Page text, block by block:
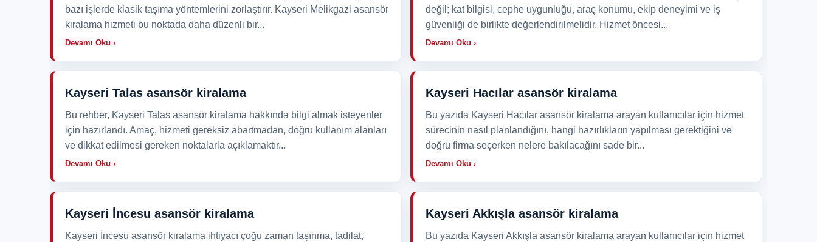
bazı işlerde klasik taşıma yöntemlerini zorlaştırır. Kayseri Melikgazi asansör
kiralama hizmeti bu noktada daha düzenli bir...
Devamı Oku ›
değil; kat bilgisi, cephe uygunluğu, araç konumu, ekip deneyimi ve iş
güvenliği de birlikte değerlendirilmelidir. Hizmet öncesi...
Devamı Oku ›
Kayseri Talas asansör kiralama
Bu rehber, Kayseri Talas asansör kiralama hakkında bilgi almak isteyenler
için hazırlandı. Amaç, hizmeti gereksiz abartmadan, doğru kullanım alanları
ve dikkat edilmesi gereken noktalarla açıklamaktır...
Devamı Oku ›
Kayseri Hacılar asansör kiralama
Bu yazıda Kayseri Hacılar asansör kiralama arayan kullanıcılar için hizmet
sürecinin nasıl planlandığını, hangi hazırlıkların yapılması gerektiğini ve
doğru firma seçerken nelere bakılacağını sade bir...
Devamı Oku ›
Kayseri İncesu asansör kiralama
Kayseri İncesu asansör kiralama ihtiyacı çoğu zaman taşınma, tadilat,
Kayseri Akkışla asansör kiralama
Bu yazıda Kayseri Akkışla asansör kiralama arayan kullanıcılar için hizmet